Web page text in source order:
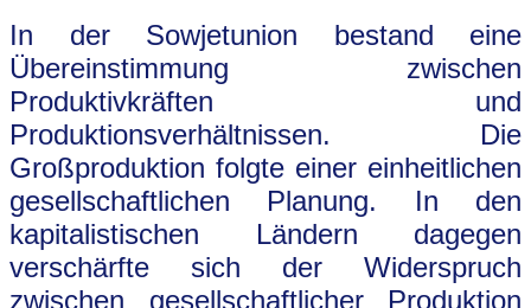
In der Sowjetunion bestand eine
Übereinstimmung zwischen
Produktivkräften und
Produktionsverhältnissen. Die
Großproduktion folgte einer einheitlichen
gesellschaftlichen Planung. In den
kapitalistischen Ländern dagegen
verschärfte sich der Widerspruch
zwischen gesellschaftlicher Produktion